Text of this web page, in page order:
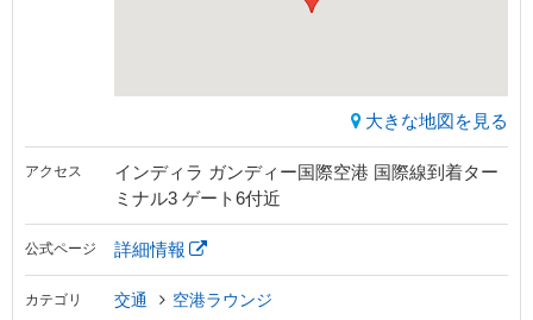
大きな地図を見る
アクセス
インディラ ガンディー国際空港 国際線到着ター
ミナル3 ゲート6付近
公式ページ 詳細情報
カテゴリ 交通 空港ラウンジ